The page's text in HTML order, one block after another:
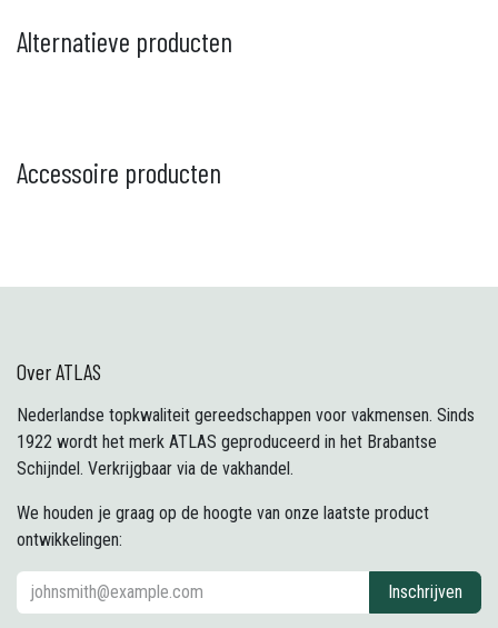
Alternatieve producten
Accessoire producten
Over ATLAS
Nederlandse topkwaliteit gereedschappen voor vakmensen. Sinds
1922 wordt het merk ATLAS geproduceerd in het Brabantse
Schijndel. Verkrijgbaar via de vakhandel.
We houden je graag op de hoogte van onze laatste product
ontwikkelingen:
Inschrijven